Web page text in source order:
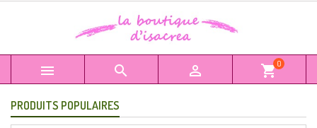
   shopping_cart0
PRODUITS POPULAIRES